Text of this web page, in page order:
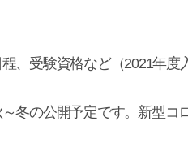
受験資格など（2021年度
冬の公開予定です。新型コ